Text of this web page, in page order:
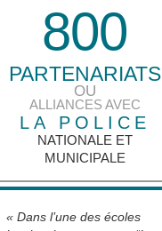
800
PARTENARIATS
OU
ALLIANCES AVEC
LA POLICE
NATIONALE ET
MUNICIPALE
« Dans l’une des écoles